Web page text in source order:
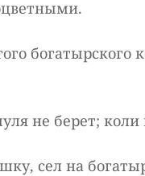
не берет; коли
сел на